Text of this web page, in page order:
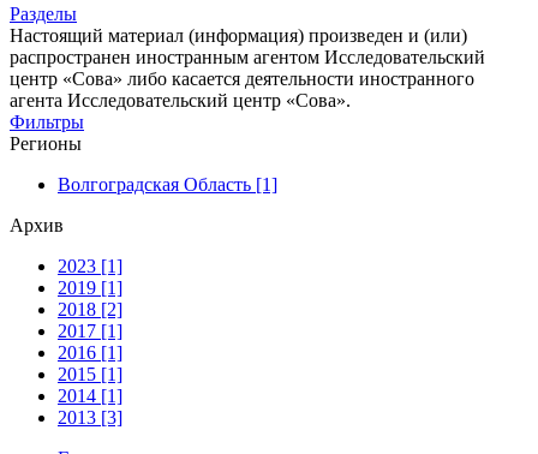
Разделы
Настоящий материал (информация) произведен и (или)
распространен иностранным агентом Исследовательский
центр «Сова» либо касается деятельности иностранного
агента Исследовательский центр «Сова».
Фильтры
Регионы
Волгоградская Область [1]
Архив
2023 [1]
2019 [1]
2018 [2]
2017 [1]
2016 [1]
2015 [1]
2014 [1]
2013 [3]